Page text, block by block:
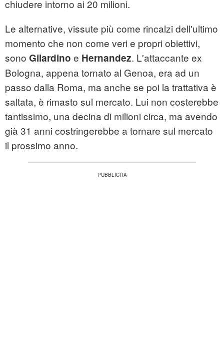
chiudere intorno ai 20 milioni.
Le alternative, vissute più come rincalzi dell'ultimo
momento che non come veri e propri obiettivi,
sono Gilardino e Hernandez. L'attaccante ex
Bologna, appena tornato al Genoa, era ad un
passo dalla Roma, ma anche se poi la trattativa è
saltata, è rimasto sul mercato. Lui non costerebbe
tantissimo, una decina di milioni circa, ma avendo
già 31 anni costringerebbe a tornare sul mercato
il prossimo anno.